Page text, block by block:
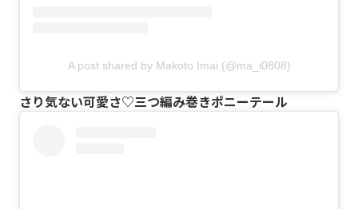
A post shared by Makoto Imai (@ma_i0808)
さり気ない可愛さ♡三つ編み巻きポニーテール